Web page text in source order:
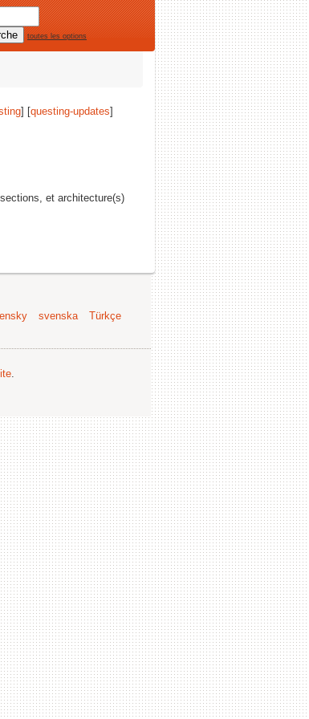
toutes les options
] [questing-updates]
et architecture(s)
svenska
Türkçe
.